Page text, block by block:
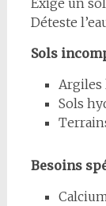
Déteste
Sols
Argiles
Sols
Besoins